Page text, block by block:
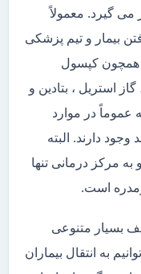
می گیرد. معمولاً
بیمار و تیم پزشکی
همچون کپسول
استریل ، بتادین و
عموماً در موارد
دارند. البته
مرکز درمانی تنها
است.
بسیار متنوعی
به انتقال بیماران